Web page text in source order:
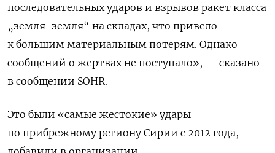
последовательных ударов и взрывов ракет класса
„земля-земля“ на складах, что привело
к большим материальным потерям. Однако
сообщений о жертвах не поступало», — сказано
в сообщении SOHR.
Это были «самые жестокие» удары
по прибрежному региону Сирии с 2012 года,